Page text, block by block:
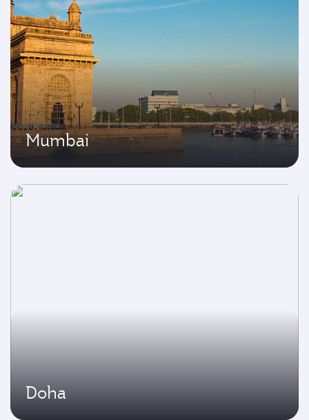
Mumbai
Doha